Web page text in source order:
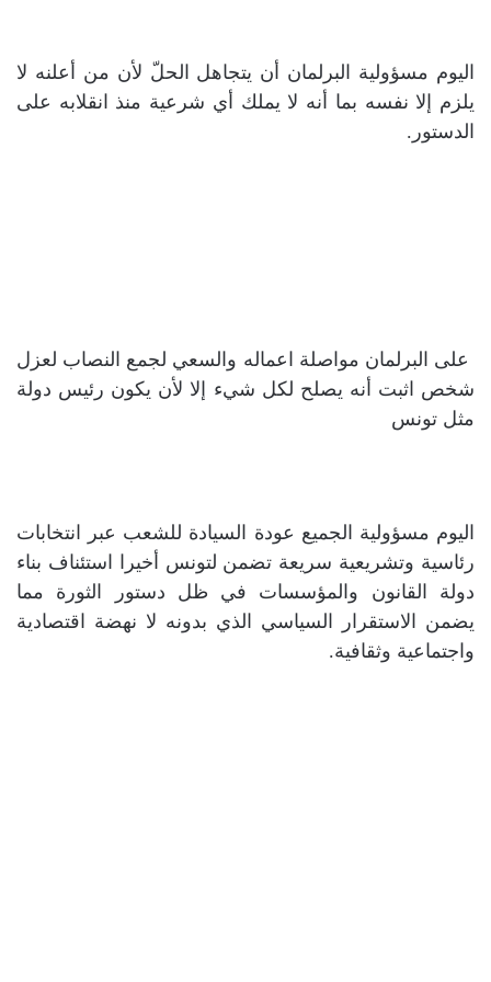
اليوم مسؤولية البرلمان أن يتجاهل الحلّ لأن من أعلنه لا
يلزم إلا نفسه بما أنه لا يملك أي شرعية منذ انقلابه على
الدستور.
على البرلمان مواصلة اعماله والسعي لجمع النصاب لعزل
شخص اثبت أنه يصلح لكل شيء إلا لأن يكون رئيس دولة
مثل تونس
اليوم مسؤولية الجميع عودة السيادة للشعب عبر انتخابات
رئاسية وتشريعية سريعة تضمن لتونس أخيرا استئناف بناء
دولة القانون والمؤسسات في ظل دستور الثورة مما
يضمن الاستقرار السياسي الذي بدونه لا نهضة اقتصادية
واجتماعية وثقافية.